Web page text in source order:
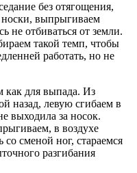
без отягощения,
носки, выпрыгиваем
не отбиваться от земли.
такой темп, чтобы
работать, но не
для выпада. Из
назад, левую сгибаем в
выходила за носок.
в воздухе
сменой ног, стараемся
разгибания